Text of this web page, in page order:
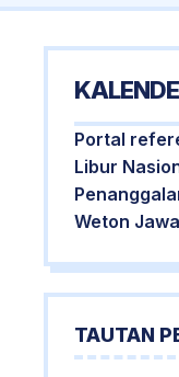
Portal
Libur
Weton
TAUTAN